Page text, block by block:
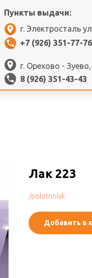
г. Орехово -
8 (926) 351-43-43
г. Электросталь
Пункты выдачи:
+7 (926) 351-77-76
Лак 223
/polotnolak
Добавить в